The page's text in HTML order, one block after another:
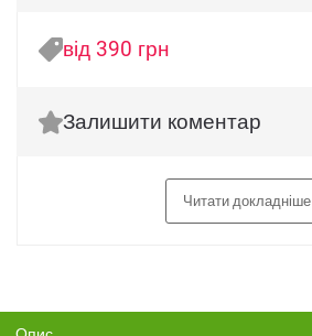
від 390 грн
Залишити коментар
Читати докладніше